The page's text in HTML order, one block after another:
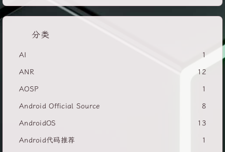
分类
AI
1
ANR
12
AOSP
1
Android Official Source
8
AndroidOS
13
Android代码推荐
1